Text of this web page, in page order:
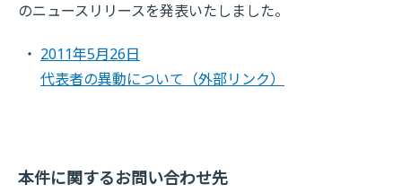
のニュースリリースを発表いたしました。
2011年5月26日
代表者の異動について （外部リンク）
本件に関するお問い合わせ先